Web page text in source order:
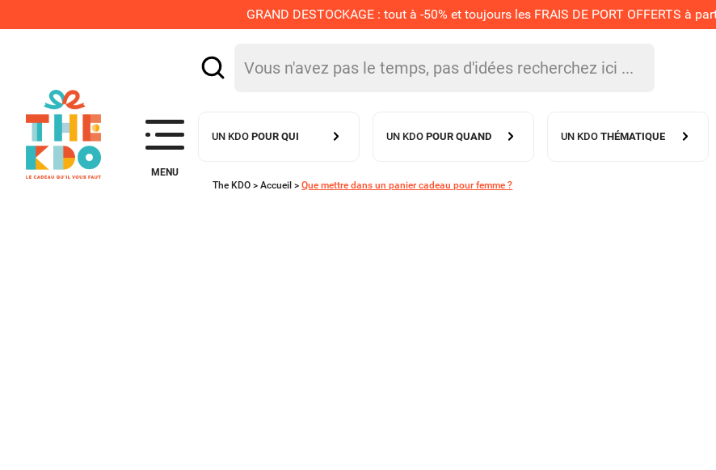
GRAND DESTOCKAGE : tout à -50% et toujours les FRAIS DE PORT OFFERTS à
MENU
UN KDOPOUR QUI UN KDOPOUR QUAND UN KDOTHÉMATIQUE
The KDO >Accueil >Que mettre dans un panier cadeau pour femme ?